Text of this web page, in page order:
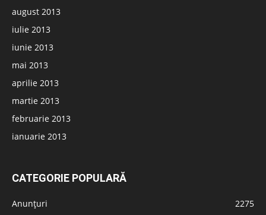
august 2013
iulie 2013
iunie 2013
mai 2013
aprilie 2013
martie 2013
februarie 2013
ianuarie 2013
CATEGORIE POPULARĂ
Anunțuri
2275